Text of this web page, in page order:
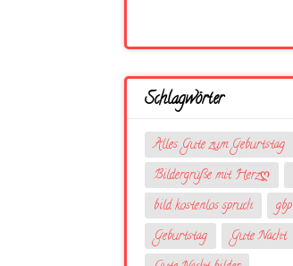
Schlagwörter
Alles Gute zum Geburtstag
Bildergrüße mit Herzღ
bild kostenlos spruch
Geburtstag
Gute Nacht